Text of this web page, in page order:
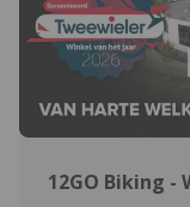
12GO Biking